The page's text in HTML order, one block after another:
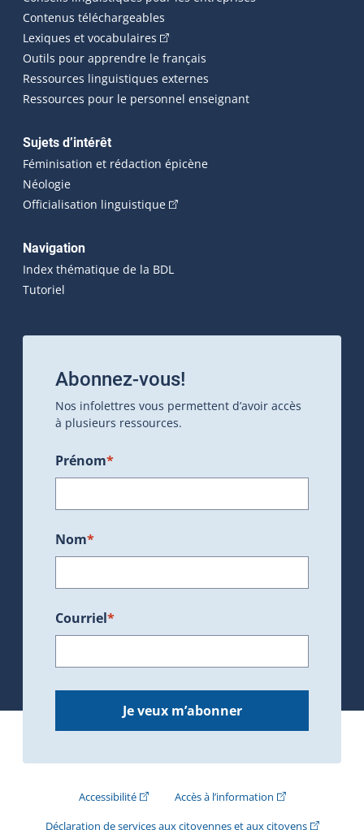
Contenus téléchargeables
Lexiques et vocabulaires (Cet hyperlien externe s'ouvrira
Outils pour apprendre le français
Ressources linguistiques externes
Ressources pour le personnel enseignant
Sujets d’intérêt
Féminisation et rédaction épicène
Néologie
Officialisation linguistique(Cet hyperlien externe s'ouvrira
Navigation
Index thématique de la BDL
Tutoriel
Abonnez-vous!
Nos infolettres vous permettent d’avoir accès
à plusieurs ressources.
Prénom*
Nom*
Courriel*
Je veux m’abonner
Accessibilité(Cet hyperlien externe s'ouvrira dans une
Accès à l’information(Cet hyperlien
Déclaration de services aux citoyennes et aux citoyens(Cet